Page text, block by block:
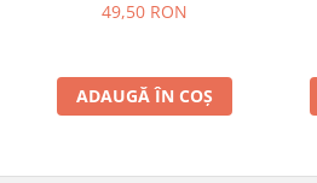
49,50 RON
ADAUGĂ ÎN COȘ